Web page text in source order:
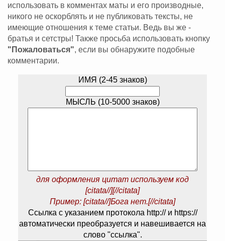
использовать в комментах маты и его производные,
никого не оскорблять и не публиковать тексты, не
имеющие отношения к теме статьи. Ведь вы же -
братья и сетстры! Также просьба использовать кнопку
"Пожаловаться", если вы обнаружите подобные
комментарии.
ИМЯ (2-45 знаков)
МЫСЛЬ (10-5000 знаков)
для оформления цитат используем код
[citata//][//citata]
Пример: [citata//]Бога нет.[//citata]
Ссылка с указанием протокола http:// и https://
автоматически преобразуется и навешивается на
слово "ссылка".